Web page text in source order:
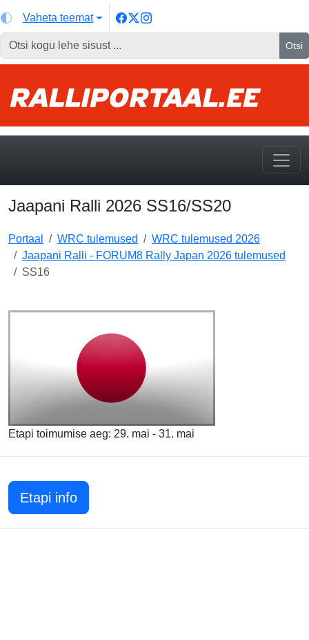
Vaheta teemat
Otsi
Jaapani Ralli 2026 SS16/SS20
Portaal WRC tulemused
WRC tulemused 2026
Jaapani Ralli - FORUM8 Rally Japan 2026 tulemused
SS16
Etapi toimumise aeg: 29. mai - 31. mai
Etapi info